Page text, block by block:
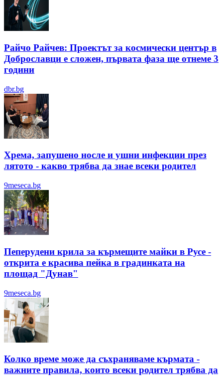
Райчо Райчев: Проектът за космически център в
Доброславци е сложен, първата фаза ще отнеме 3
години
dbr.bg
Хрема, запушено носле и ушни инфекции през
лятотo - какво трябва да знае всеки родител
9meseca.bg
Пеперудени крила за кърмещите майки в Русе -
открита е красива пейка в градинката на
площад "Дунав"
9meseca.bg
Колко време може да съхраняваме кърмата -
важните правила, които всеки родител трябва да